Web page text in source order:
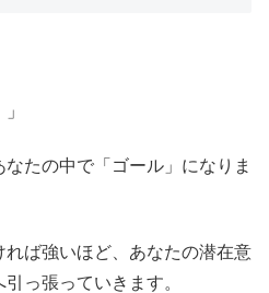
たの中で「ゴール」になりま
ば強いほど、あなたの潜在意
っ張っていきます。